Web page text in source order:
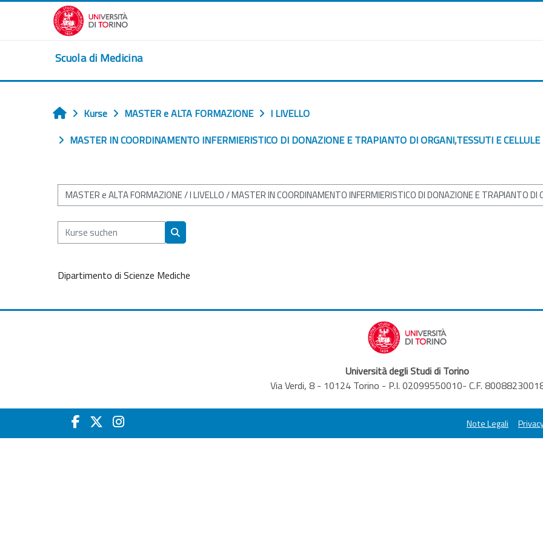
Zum Hauptinhalt
Scuola di Medicina
Startseite
Kurse MASTER e ALTA FORMAZIONE
I LIVELLO
MASTER IN COORDINAMENTO INFERMIERISTICO DI DONAZIONE E TRAPIANTO DI ORGANI,TESSUTI E CELLULE
Kursbereiche
Kurse suchen
Kurse suchen
Dipartimento di Scienze Mediche
Università degli Studi di Torino
Via Verdi, 8 - 10124 Torino - P.I. 02099550010- C.F.
Note Legali